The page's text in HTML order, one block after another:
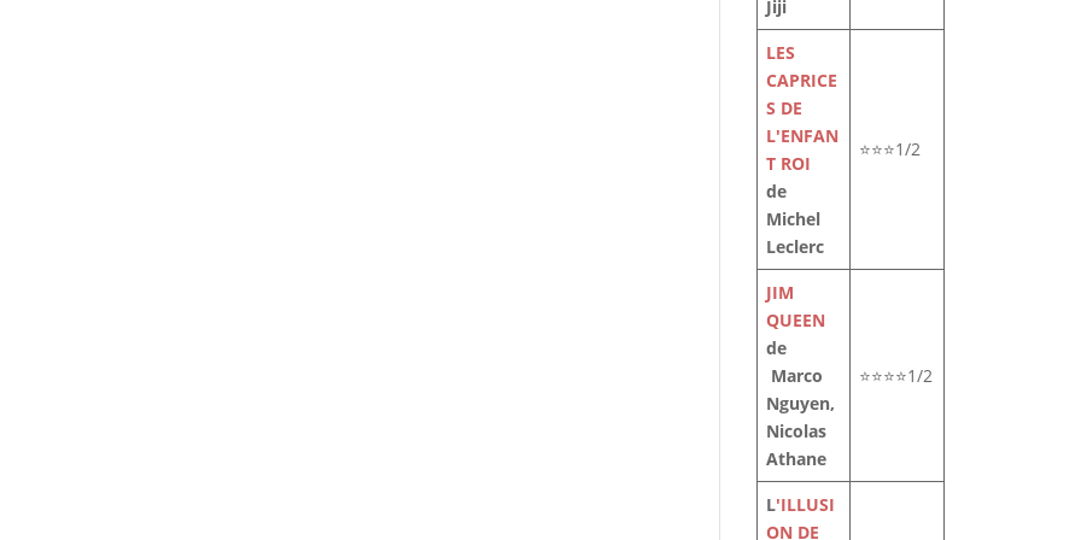
Jiji
LES
CAPRICE
S DE
L'ENFAN
T ROI
de
Michel
Leclerc
⭐⭐⭐1/2
JIM
QUEEN
de
Marco
Nguyen,
Nicolas
Athane
⭐⭐⭐⭐1/2
L'ILLUSI
ON DE